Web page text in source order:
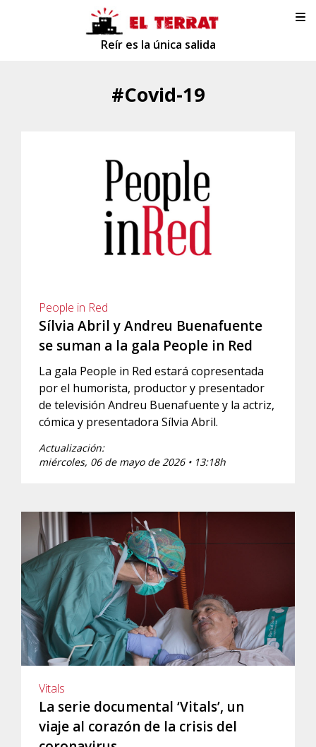
Reír es la única salida
#Covid-19
People in Red
Sílvia Abril y Andreu Buenafuente
se suman a la gala People in Red
La gala People in Red estará copresentada
por el humorista, productor y presentador
de televisión Andreu Buenafuente y la actriz,
cómica y presentadora Sílvia Abril.
Actualización:
miércoles, 06 de mayo de 2026 • 13:18h
Vitals
La serie documental ‘Vitals’, un
viaje al corazón de la crisis del